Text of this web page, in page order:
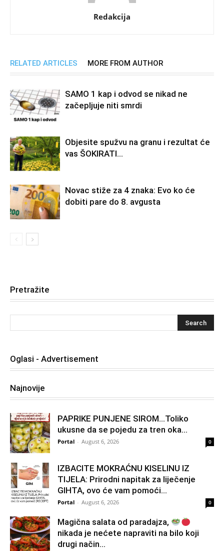
Redakcija
RELATED ARTICLES MORE FROM AUTHOR
SAMO 1 kap i odvod se nikad ne
začepljuje niti smrdi
Objesite spužvu na granu i rezultat će
vas ŠOKIRATI…
Novac stiže za 4 znaka: Evo ko će
dobiti pare do 8. avgusta
Pretražite
Oglasi - Advertisement
Najnovije
PAPRIKE PUNJENE SIROM…Toliko
ukusne da se pojedu za tren oka…
Portal - August 6, 2026 0
IZBACITE MOKRAĆNU KISELINU IZ
TIJELA: Prirodni napitak za liječenje
GIHTA, ovo će vam pomoći...
Portal - August 6, 2026 0
Magična salata od paradajza,
nikada je nećete napraviti na bilo koji
drugi način…